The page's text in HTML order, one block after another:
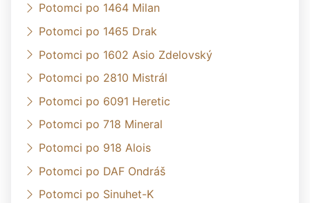
Potomci po 1464 Milan
Potomci po 1465 Drak
Potomci po 1602 Asio Zdelovský
Potomci po 2810 Mistrál
Potomci po 6091 Heretic
Potomci po 718 Mineral
Potomci po 918 Alois
Potomci po DAF Ondráš
Potomci po Sinuhet-K